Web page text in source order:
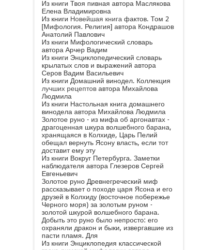
Из книги Твоя пивная автора Маслякова
Елена Владимировна
Из книги Новейшая книга фактов. Том 2
[Мифология. Религия] автора Кондрашов
Анатолий Павлович
Из книги Мифологический словарь
автора Арчер Вадим
Из книги Энциклопедический словарь
крылатых слов и выражений автора
Серов Вадим Васильевич
Из книги Домашний винодел. Коллекция
лучших рецептов автора Михайлова
Людмила
Из книги Настольная книга домашнего
винодела автора Михайлова Людмила
Золотое руно - из мифа об аргонавтах -
драгоценная шкура волшебного барана,
хранящаяся в Колхиде, Царь Пелий
обещал вернуть Ясону власть, если тот
доставит ему эту
Из книги Вокруг Петербурга. Заметки
наблюдателя автора Глезеров Сергей
Евгеньевич
Золотое руно Древнегреческий миф
рассказывает о походе царя Ясона и его
друзей в Колхиду (восточное побережье
Черного моря) за золотым руном -
золотой шкурой волшебного барана.
Добыть это руно было непросто: его
охраняли дракон и быки, извергавшие из
пасти пламя. Для
Из книги Энциклопедия классической